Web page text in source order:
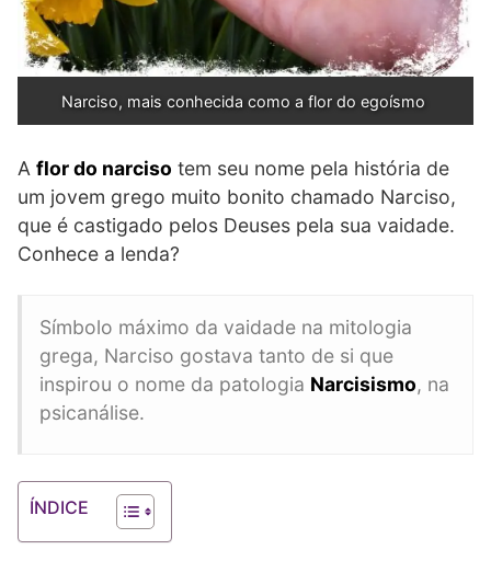
Narciso, mais conhecida como a flor do egoísmo
A flor do narciso tem seu nome pela história de
um jovem grego muito bonito chamado Narciso,
que é castigado pelos Deuses pela sua vaidade.
Conhece a lenda?
Símbolo máximo da vaidade na mitologia
grega, Narciso gostava tanto de si que
inspirou o nome da patologia Narcisismo, na
psicanálise.
ÍNDICE